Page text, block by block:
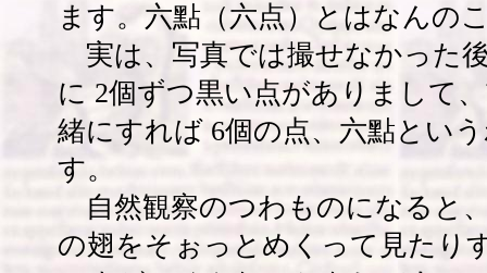
ます。六點（六点）とはなんの
実は、写真では撮せなかった
に 2個ずつ黒い点がありまして
緒にすれば 6個の点、六點とい
す。
自然観察のつわものになると
の翅をそぉっとめくって見たり